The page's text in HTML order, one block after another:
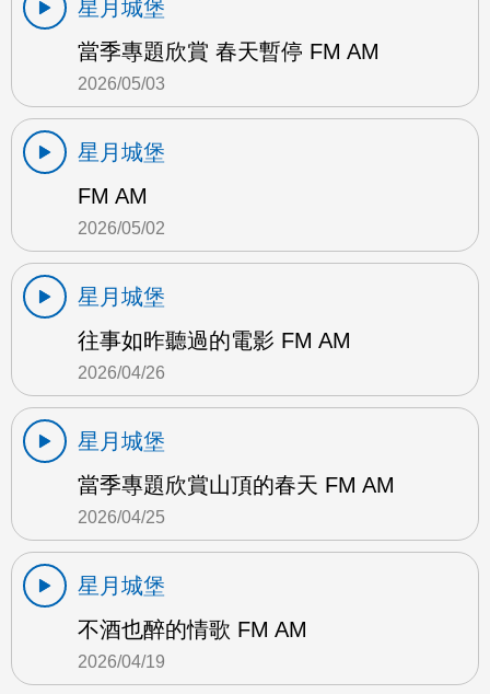
星月城堡
當季專題欣賞 春天暫停 FM AM
2026/05/03
星月城堡
FM AM
2026/05/02
星月城堡
往事如昨聽過的電影 FM AM
2026/04/26
星月城堡
當季專題欣賞山頂的春天 FM AM
2026/04/25
星月城堡
不酒也醉的情歌 FM AM
2026/04/19